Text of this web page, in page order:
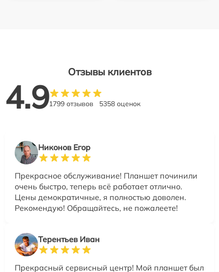
Отзывы клиентов
4.91799 отзывов 5358 оценок
Никонов Егор
Прекрасное обслуживание! Планшет починили
очень быстро, теперь всё работает отлично.
Цены демократичные, я полностью доволен.
Рекомендую! Обращайтесь, не пожалеете!
Терентьев Иван
Прекрасный сервисный центр! Мой планшет был